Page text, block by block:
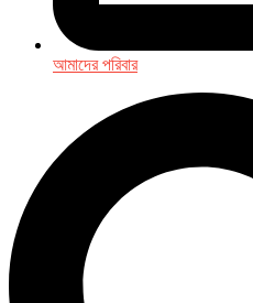
আমাদের পরিবার